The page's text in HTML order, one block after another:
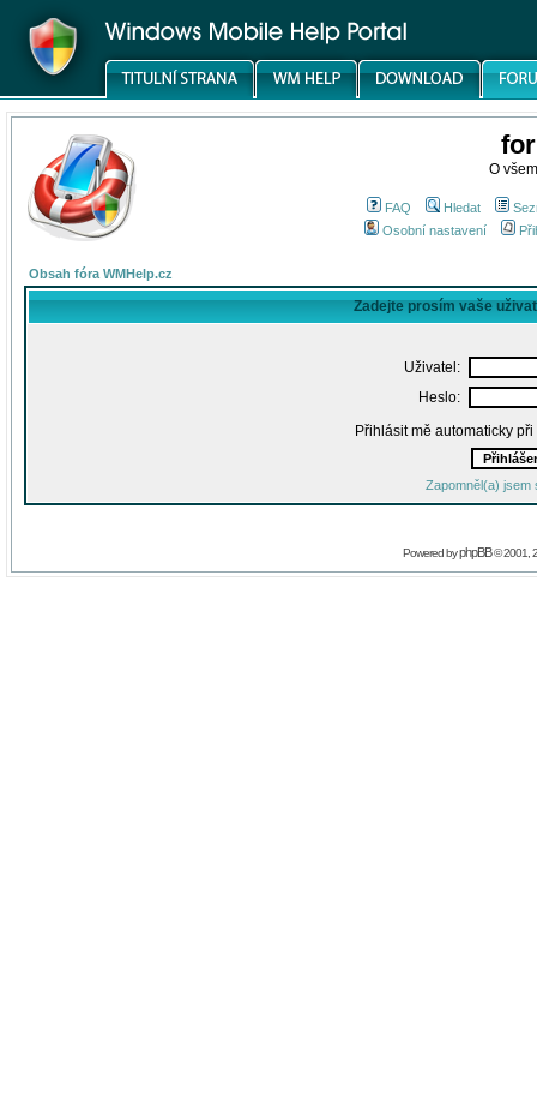
O
FAQ Hledat
Osobní nastavení
Obsah fóra WMHelp.cz
Zadejte prosím vaše
Uživatel:
Heslo:
Přihlásit mě automaticky
Zapomněl(a) jsem
Powered byphpBB© 2001,